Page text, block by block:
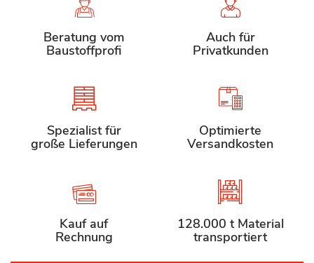
Beratung vom
Baustoffprofi
Auch für
Privatkunden
Spezialist für
große Lieferungen
Optimierte
Versandkosten
Kauf auf
Rechnung
128.000 t Material
transportiert